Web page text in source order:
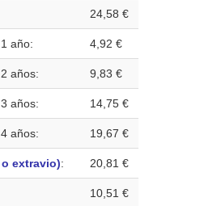
24,58 €
año: 4,92 €
años: 9,83 €
años: 14,75 €
años: 19,67 €
extravio): 20,81 €
10,51 €